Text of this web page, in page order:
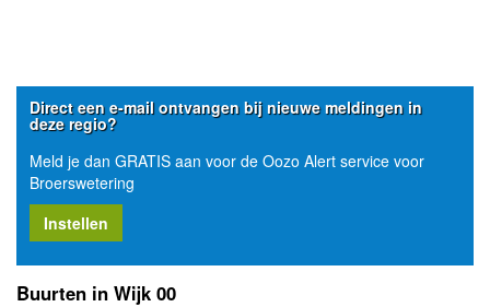
Direct een e-mail ontvangen bij nieuwe meldingen in
deze regio?
Meld je dan GRATIS aan voor de Oozo Alert service voor
Broerswetering
Instellen
Buurten in Wijk 00